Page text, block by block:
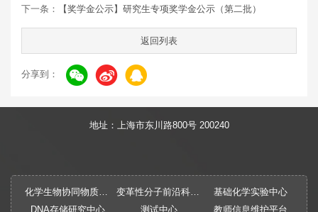
下一条：
【奖学金公示】研究生专项奖学金公示（第二批）
返回列表
分享到：
地址：上海市东川路800号 200240
化学生物协同物质创制全国重点实验室 变革性分子前沿科学中心
基础化学实验中心
DNA存储研究中心
测试中心 教师信息维护平台